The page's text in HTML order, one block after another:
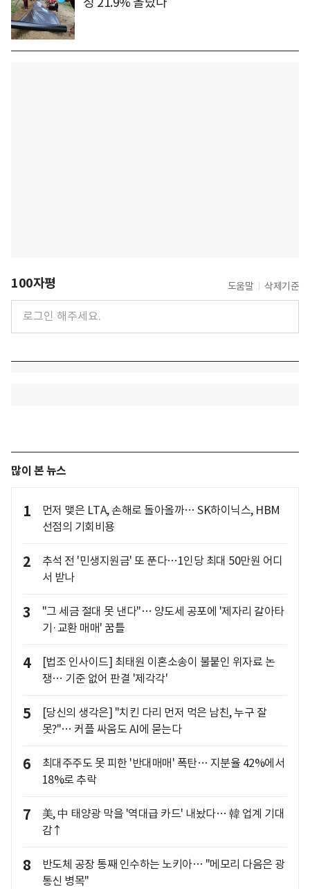
100자평 도움말 삭제기준
많이 본 뉴스
1
먼저 맺은 LTA, 손해로 돌아올까… SK하이닉스, HBM
선점의 기회비용
2
추석 전 '민생지원금' 또 푼다…1인당 최대 50만원 어디
서 받나
3
"그 세금 절대 못 낸다"… 양도세 공포에 '제자리 갈아타
기·교환 매매' 꿈틀
4
[법조 인사이드] 최태원 이혼소송이 불붙인 위자료 논
쟁… 기준 없어 판결 '제각각'
5
[당신의 생각은] "치킨 다리 먼저 먹은 남친, 누구 잘
못?"… 커플 싸움도 AI에 묻는다
6
최대주주도 못 피한 '반대매매' 폭탄… 지분율 42%에서
18%로 추락
7
美, 中 태양광 막을 '역대급 카드' 내놨다… 韓 업계 기대
감↑
8
반도체 공장 통째 인수하는 노키아… "메모리 다음은 광
통신 병목"